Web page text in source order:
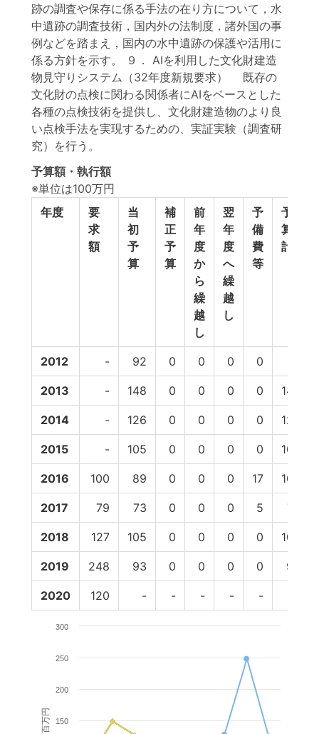
跡の調査や保存に係る手法の在り方について，水
中遺跡の調査技術，国内外の法制度，諸外国の事
例などを踏まえ，国内の水中遺跡の保護や活用に
係る方針を示す。 ９． AIを利用した文化財建造
物見守りシステム（32年度新規要求） 既存の
文化財の点検に関わる関係者にAIをベースとした
各種の点検技術を提供し、文化財建造物のより良
い点検手法を実現するための、実証実験（調査研
究）を行う。
予算額・執行額
※単位は100万円
年度
要
求
額
当
初
予
算
補
正
予
算
前
年
度
か
ら
繰
越
し
翌
年
度
へ
繰
越
し
予
備
費
等
予
算
計
2012 - 92 0 0 0 0
2013 - 148 0 0 0 0 148
2014 - 126 0 0 0 0 126
2015 - 105 0 0 0 0 105
2016 100 89 0 0 0 17 106
2017 79 73 0 0 0 5 78
2018 127 105 0 0 0 0 105
2019 248 93 0 0 0 0 93
2020 120 - - - - -
百万円 150
200
250
300